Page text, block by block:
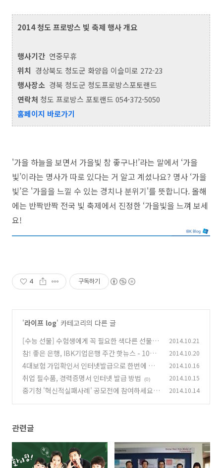
2014 청도 프로방스 빛 축제 행사 개요
행사기간 연중무휴
위치 경상북도 청도군 화양읍 이슬미로 272-23
행사장소 경북 청도군 청도프로방스포토랜드
연락처 청도 프로방스 포토랜드 054-372-5050
홈페이지 바로가기
'가을 하늘을 보면서 가을빛 참 좋구나!’라는 말에서 ‘가을
빛’이라는 명사가 따로 있다는 거 알고 계셨나요? 명사 ‘가을
빛’은 '가을을 느낄 수 있는 경치나 분위기'를 뜻합니다. 올해
에는 반짝반짝 전국 빛 축제에서 진정한 ‘가을빛을 느껴 보세
요!
4 구독하기
'라이프 log' 카테고리의 다른 글
[수능 선물] 수험생에게 꼭 필요한 색다른 선물 B
est 5 (0)
2014.10.21
참! 좋은 은행, IBK기업은행 주간 핫뉴스 - 10월
3주
(0)
2014.10.20
4대보험 가입확인서 인터넷발급으로 한번에 끝
(0)
2014.10.16
취업 필수품, 경력증명서 인터넷 발급 방법 (0) 2014.10.15
중기청 '혁신적실패사례' 공모전에 참여하세요! 2014.10.14
관련글